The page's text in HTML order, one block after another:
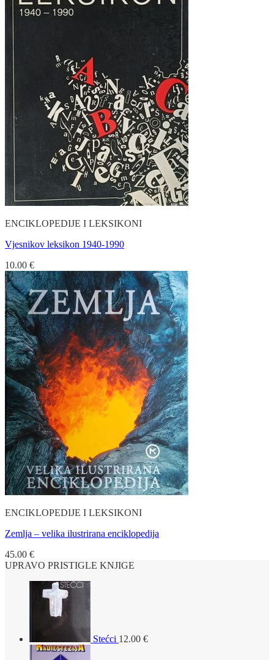
ENCIKLOPEDIJE I LEKSIKONI
Vjesnikov leksikon 1940-1990
10.00 €
ENCIKLOPEDIJE I LEKSIKONI
Zemlja – velika ilustrirana enciklopedija
45.00 €
UPRAVO PRISTIGLE KNJIGE
Stećci 12.00 €